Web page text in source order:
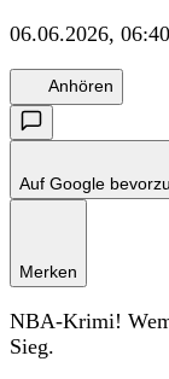
06.06.2026, 06:40
Anhören
Auf Google
Merken
NBA-Krimi!
Sieg.